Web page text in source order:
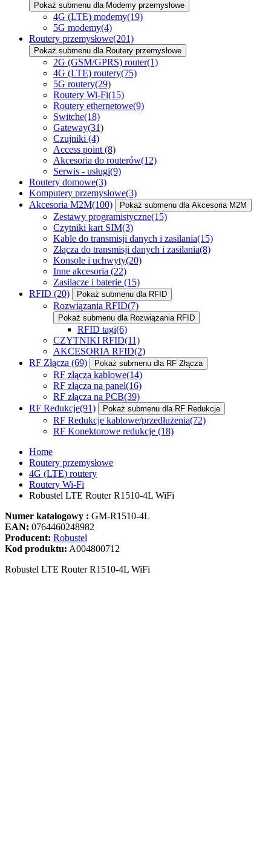
Pokaż submenu dla Modemy przemysłowe
4G (LTE) modemy(19)
5G modemy(4)
Routery przemysłowe(201)
Pokaż submenu dla Routery przemysłowe
2G (GSM/GPRS) router(1)
4G (LTE) routery(75)
5G routery(29)
Routery Wi-Fi(15)
Routery ethernetowe(9)
Switche(18)
Gateway(31)
Czujniki (4)
Access point (8)
Akcesoria do routerów(12)
Serwis - usługi(9)
Routery domowe(3)
Komputery przemysłowe(3)
Akcesoria M2M(100) Pokaż submenu dla Akcesoria M2M
Zestawy programistyczne(15)
Czytniki kart SIM(3)
Kable do transmisji danych i zasilania(15)
Złącza do transmisji danych i zasilania(8)
Konsole i uchwyty(20)
Inne akcesoria (22)
Zasilacze i baterie (15)
RFID (20) Pokaż submenu dla RFID
Rozwiązania RFID(7)
Pokaż submenu dla Rozwiązania RFID
RFID tagi(6)
CZYTNIKI RFID(11)
AKCESORIA RFID(2)
RF Złącza (69) Pokaż submenu dla RF Złącza
RF złącza kablowe(14)
RF złącza na panel(16)
RF złącza na PCB(39)
RF Redukcje(91) Pokaż submenu dla RF Redukcje
RF Redukcje kablowe/przedłużenia(72)
RF Konektorowe redukcje (18)
Home
Routery przemysłowe
4G (LTE) routery
Routery Wi-Fi
Robustel LTE Router R1510-4L WiFi
Numer katalogowy : GM-R1510-4L
EAN: 0764460248982
Producent: Robustel
Kod produktu: A004800712
Robustel LTE Router R1510-4L WiFi